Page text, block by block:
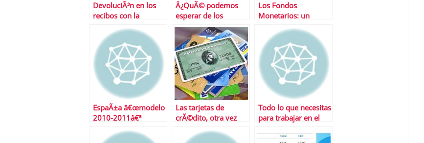
DevoluciÃ³n en los
recibos con la
Â¿QuÃ© podemos
esperar de los
mercados esta
semana?
Los Fondos
Monetarios: un
gestora
EspaÃ±a â€œmodelo
2010-2011â€³
Las tarjetas de
crÃ©dito, otra vez
Todo lo que necesitas
para trabajar en el